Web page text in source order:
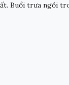
Buổi trưa ngồi